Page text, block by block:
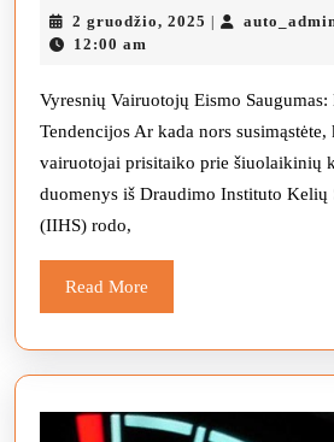
2 gruodžio, 2025 2|
12:00 am
Vyresnių Vairuotojų Eismo
Tendencijos Ar kada nors
vairuotojai prisitaiko prie šiuolaikinių
duomenys iš Draudimo Instituto Kelių
(IIHS) rodo,
Read More
More